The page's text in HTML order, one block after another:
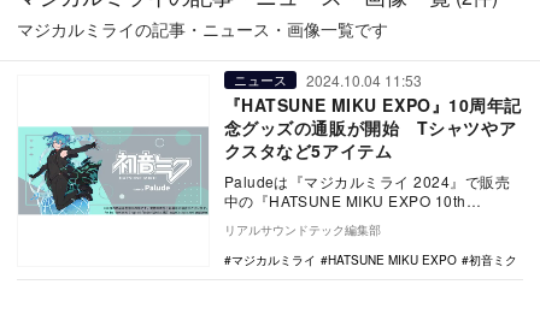
マジカルミライの記事・ニュース・画像一覧です
ニュース 2024.10.04 11:53
『HATSUNE MIKU EXPO』10周年記
念グッズの通販が開始 Tシャツやア
クスタなど5アイテム
Paludeは『マジカルミライ 2024』で販売
中の『HATSUNE MIKU EXPO 10th
リアルサウンドテック編集部
マジカルミライ
HATSUNE MIKU EXPO 初音ミク